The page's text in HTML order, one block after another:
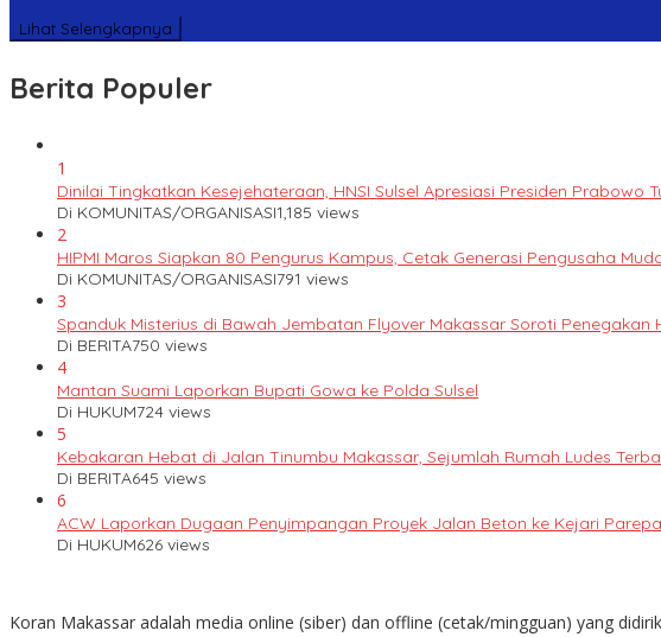
Lihat Selengkapnya
Berita Populer
1
Dinilai Tingkatkan Kesejehateraan, HNSI Sulsel Apresiasi Presiden Prabowo
Di KOMUNITAS/ORGANISASI1,185 views
2
HIPMI Maros Siapkan 80 Pengurus Kampus, Cetak Generasi Pengusaha
Di KOMUNITAS/ORGANISASI791 views
3
Spanduk Misterius di Bawah Jembatan Flyover Makassar Soroti Penegakan
Di BERITA750 views
4
Mantan Suami Laporkan Bupati Gowa ke Polda Sulsel
Di HUKUM724 views
5
Kebakaran Hebat di Jalan Tinumbu Makassar, Sejumlah Rumah Ludes
Di BERITA645 views
6
ACW Laporkan Dugaan Penyimpangan Proyek Jalan Beton ke Kejari
Di HUKUM626 views
Koran Makassar adalah media online (siber) dan offline (cetak/mingguan) yang